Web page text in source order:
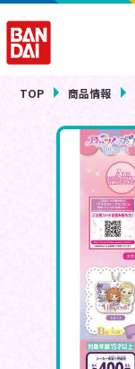
TOP 商品情報